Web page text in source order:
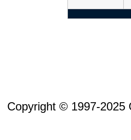
Copyright © 1997-2025